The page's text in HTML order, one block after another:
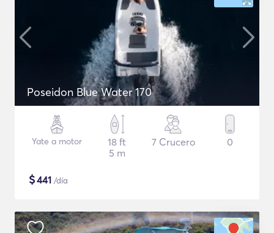
Poseidon Blue Water 170
Yate a motor
18 ft
5 m
7 Crucero 0
$441 /día